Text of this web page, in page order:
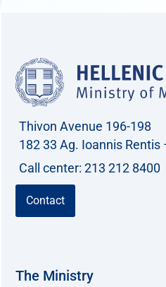
Thivon Avenue 196-198
182 33 Ag. Ioannis Rentis
Call center: 213 212 8400
Contact
The Ministry